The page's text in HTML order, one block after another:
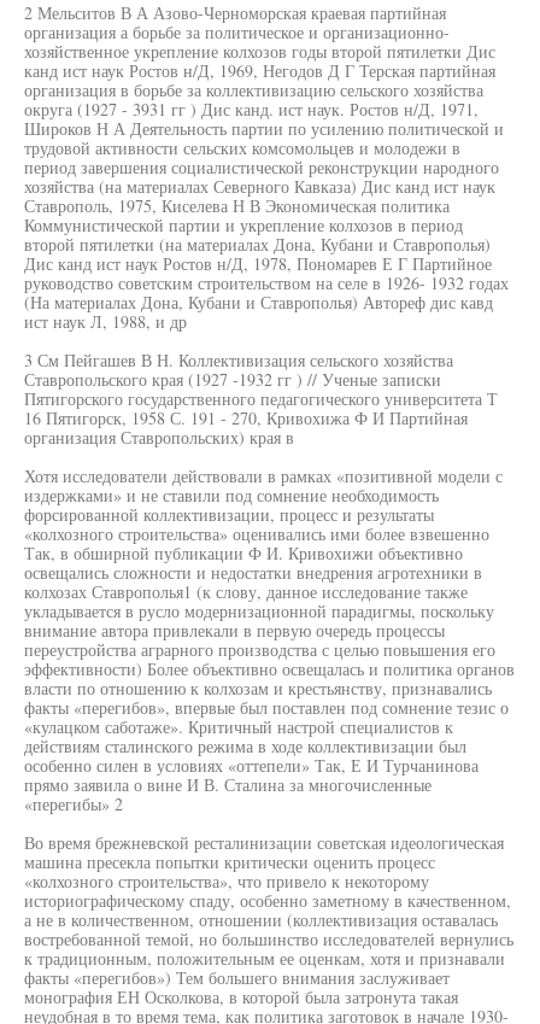
2 Мельситов В А Азово-Черноморская краевая партийная
организация а борьбе за политическое и организационно-
хозяйственное укрепление колхозов годы второй пятилетки Дис
канд ист наук Ростов н/Д, 1969, Негодов Д Г Терская партийная
организация в борьбе за коллективизацию сельского хозяйства
округа (1927 - 3931 гг ) Дис канд. ист наук. Ростов н/Д, 1971,
Широков Н А Деятельность партии по усилению политической и
трудовой активности сельских комсомольцев и молодежи в
период завершения социалистической реконструкции народного
хозяйства (на материалах Северного Кавказа) Дис канд ист наук
Ставрополь, 1975, Киселева Н В Экономическая политика
Коммунистической партии и укрепление колхозов в период
второй пятилетки (на материалах Дона, Кубани и Ставрополья)
Дис канд ист наук Ростов н/Д, 1978, Пономарев Е Г Партийное
руководство советским строительством на селе в 1926- 1932 годах
(На материалах Дона, Кубани и Ставрополья) Автореф дис кавд
ист наук Л, 1988, и др
3 См Пейгашев В Н. Коллективизация сельского хозяйства
Ставропольского края (1927 -1932 гг ) // Ученые записки
Пятигорского государственного педагогического университета Т
16 Пятигорск, 1958 С. 191 - 270, Кривохижа Ф И Партийная
организация Ставропольских) края в
Хотя исследователи действовали в рамках «позитивной модели с
издержками» и не ставили под сомнение необходимость
форсированной коллективизации, процесс и результаты
«колхозного строительства» оценивались ими более взвешенно
Так, в обширной публикации Ф И. Кривохижи объективно
освещались сложности и недостатки внедрения агротехники в
колхозах Ставрополья1 (к слову, данное исследование также
укладывается в русло модернизационной парадигмы, поскольку
внимание автора привлекали в первую очередь процессы
переустройства аграрного производства с целью повышения его
эффективности) Более объективно освещалась и политика органов
власти по отношению к колхозам и крестьянству, признавались
факты «перегибов», впервые был поставлен под сомнение тезис о
«кулацком саботаже». Критичный настрой специалистов к
действиям сталинского режима в ходе коллективизации был
особенно силен в условиях «оттепели» Так, Е И Турчанинова
прямо заявила о вине И В. Сталина за многочисленные
«перегибы» 2
Во время брежневской ресталинизации советская идеологическая
машина пресекла попытки критически оценить процесс
«колхозного строительства», что привело к некоторому
историографическому спаду, особенно заметному в качественном,
а не в количественном, отношении (коллективизация оставалась
востребованной темой, но большинство исследователей вернулись
к традиционным, положительным ее оценкам, хотя и признавали
факты «перегибов») Тем большего внимания заслуживает
монография ЕН Осколкова, в которой была затронута такая
неудобная в то время тема, как политика заготовок в начале 1930-